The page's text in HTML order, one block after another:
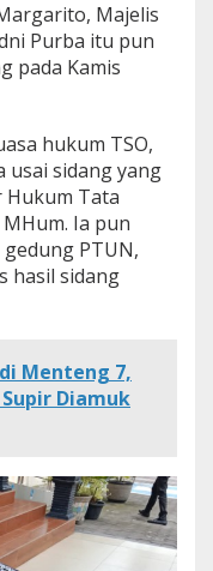
Majelis
Purba itu pun
pada Kamis
hukum TSO,
usai sidang yang
Hukum Tata
Ia pun
PTUN,
hasil sidang
Menteng 7,
Diamuk